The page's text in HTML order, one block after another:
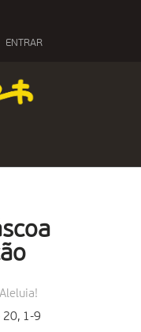
ENTRAR
20, 1-9